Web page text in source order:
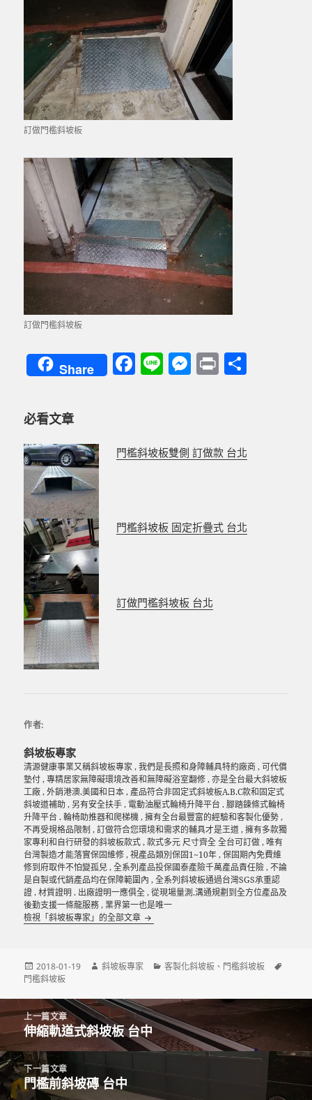
訂做門檻斜坡板
訂做門檻斜坡板
Share F
b
k
Li M
g
P
必看文章
門檻斜坡板雙側 訂做款 台北
門檻斜坡板 固定折疊式 台北
訂做門檻斜坡板 台北
作者:
斜坡板專家
清源健康事業又稱斜坡板專家 , 我們是長照和身障輔具特約廠商 , 可代償
墊付 , 專精居家無障礙環境改善和無障礙浴室翻修 , 亦是全台最大斜坡板
工廠 , 外銷港澳.美國和日本 , 產品符合非固定式斜坡板A.B.C款和固定式
斜坡道補助 , 另有安全扶手 . 電動油壓式輪椅升降平台 . 腳踏鍊條式輪椅
升降平台 . 輪椅助推器和爬梯機 , 擁有全台最豐富的經驗和客製化優勢 ,
不再受規格品限制 , 訂做符合您環境和需求的輔具才是王道 , 擁有多款獨
家專利和自行研發的斜坡板款式 , 款式多元 尺寸齊全 全台可訂做 , 唯有
台灣製造才能落實保固維修 , 視產品類別保固1~10年 , 保固期內免費維
修到府取件不怕變孤兒 , 全系列產品投保國泰產險千萬產品責任險 , 不論
是自製或代銷產品均在保障範圍內 , 全系列斜坡板通過台灣SGS承重認
證 . 材質證明 . 出廠證明一應俱全 , 從現場量測.溝通規劃到全方位產品及
後勤支援一條龍服務 , 業界第一也是唯一
檢視「斜坡板專家」的全部文章
發
佈
期:
2018-01-19
作
斜坡板專家
分
客製化斜坡板 、 門檻斜坡板
門檻斜坡板
覽
上一篇文章
上
一
篇
文
伸縮軌道式斜坡板 台中
下一篇文章
下
門檻前斜坡磚 台中